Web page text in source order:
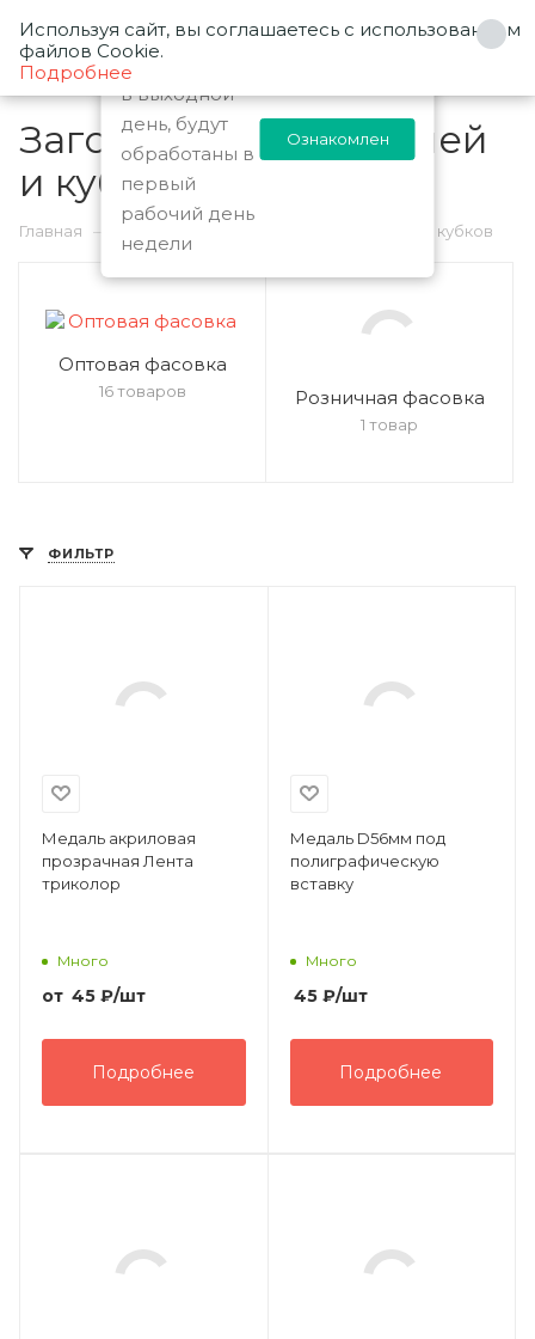
0
Заготовки для медалей
и кубков
Главная — Заготовки для медалей и кубков
Оптовая фасовка
16 товаров Розничная фасовка
1 товар
ФИЛЬТР
Медаль акриловая
прозрачная Лента
триколор
Много
от 45 ₽/шт
Подробнее
Медаль D56мм под
полиграфическую
вставку
Много
45₽/шт
Подробнее
Заказы
оформленные
в выходной
день, будут
обработаны в
первый
рабочий день
недели
Ознакомлен
Используя сайт, вы соглашаетесь с использованием
файлов Cookie.
Подробнее